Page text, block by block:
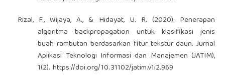
Rizal, F., Wijaya, A., & Hidayat, U. R. (2020). Penerapan
algoritma backpropagation untuk klasifikasi jenis
buah rambutan berdasarkan fitur tekstur daun. Jurnal
Aplikasi Teknologi Informasi dan Manajemen (JATIM),
1(2).https://doi.org/10.31102/jatim.v1i2.969